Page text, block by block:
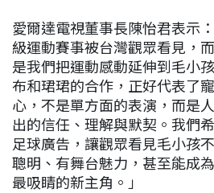
愛爾達電視董事長陳怡君表示
級運動賽事被台灣觀眾看見，
是我們把運動感動延伸到毛小
布和珺珺的合作，正好代表了
心，不是單方面的表演，而是
出的信任、理解與默契。我們
足球廣告，讓觀眾看見毛小孩
聰明、有舞台魅力，甚至能成
最吸睛的新主角。」